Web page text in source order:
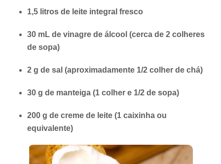
1,5 litros de leite integral fresco
30 mL de vinagre de álcool (cerca de 2 colheres
de sopa)
2 g de sal (aproximadamente 1/2 colher de chá)
30 g de manteiga (1 colher e 1/2 de sopa)
200 g de creme de leite (1 caixinha ou
equivalente)